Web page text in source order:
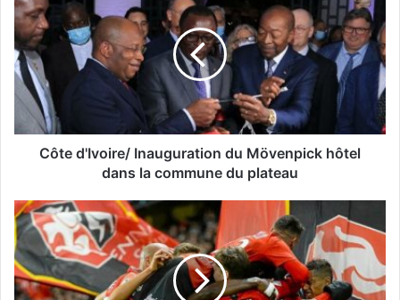
Côte d'Ivoire/ Inauguration du Mövenpick hôtel
dans la commune du plateau